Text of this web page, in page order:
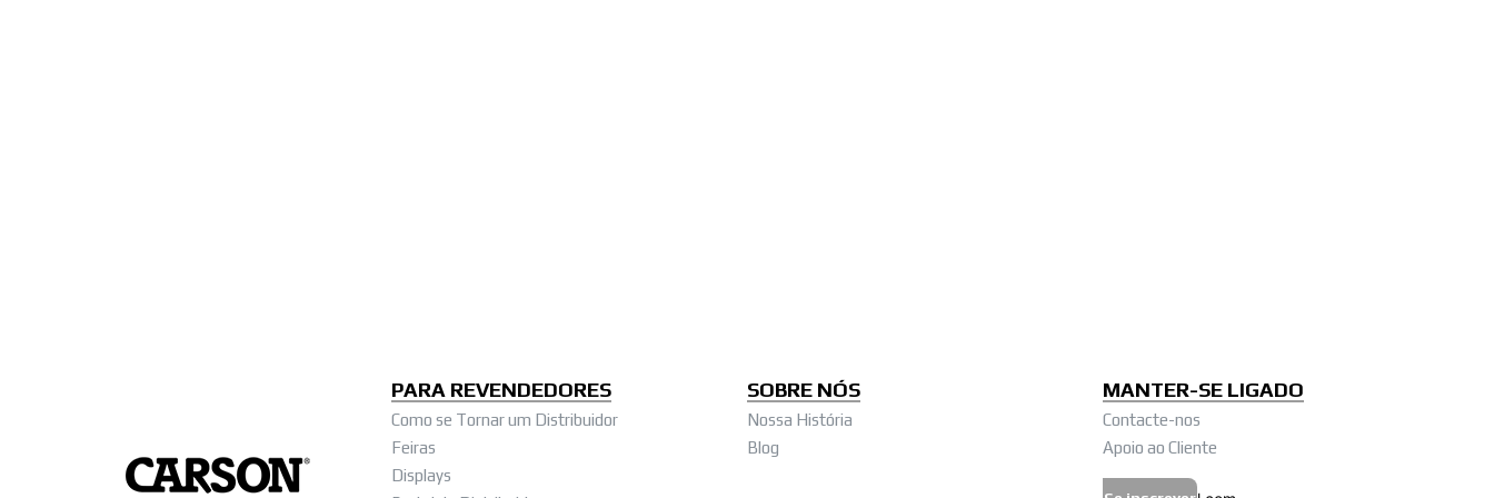
PARA REVENDEDORES
Como se Tornar um Distribuidor
Feiras
Displays
SOBRE NÓS
Nossa História
Blog
MANTER-SE LIGADO
Contacte-nos
Apoio ao Cliente